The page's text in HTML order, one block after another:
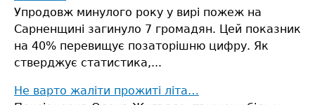
Упродовж минулого року у вирі пожеж на
Сарненщині загинуло 7 громадян. Цей показник
на 40% перевищує позаторішню цифру. Як
стверджує статистика,...
Не варто жаліти прожиті літа…